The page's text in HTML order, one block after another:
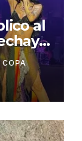
al
COPA